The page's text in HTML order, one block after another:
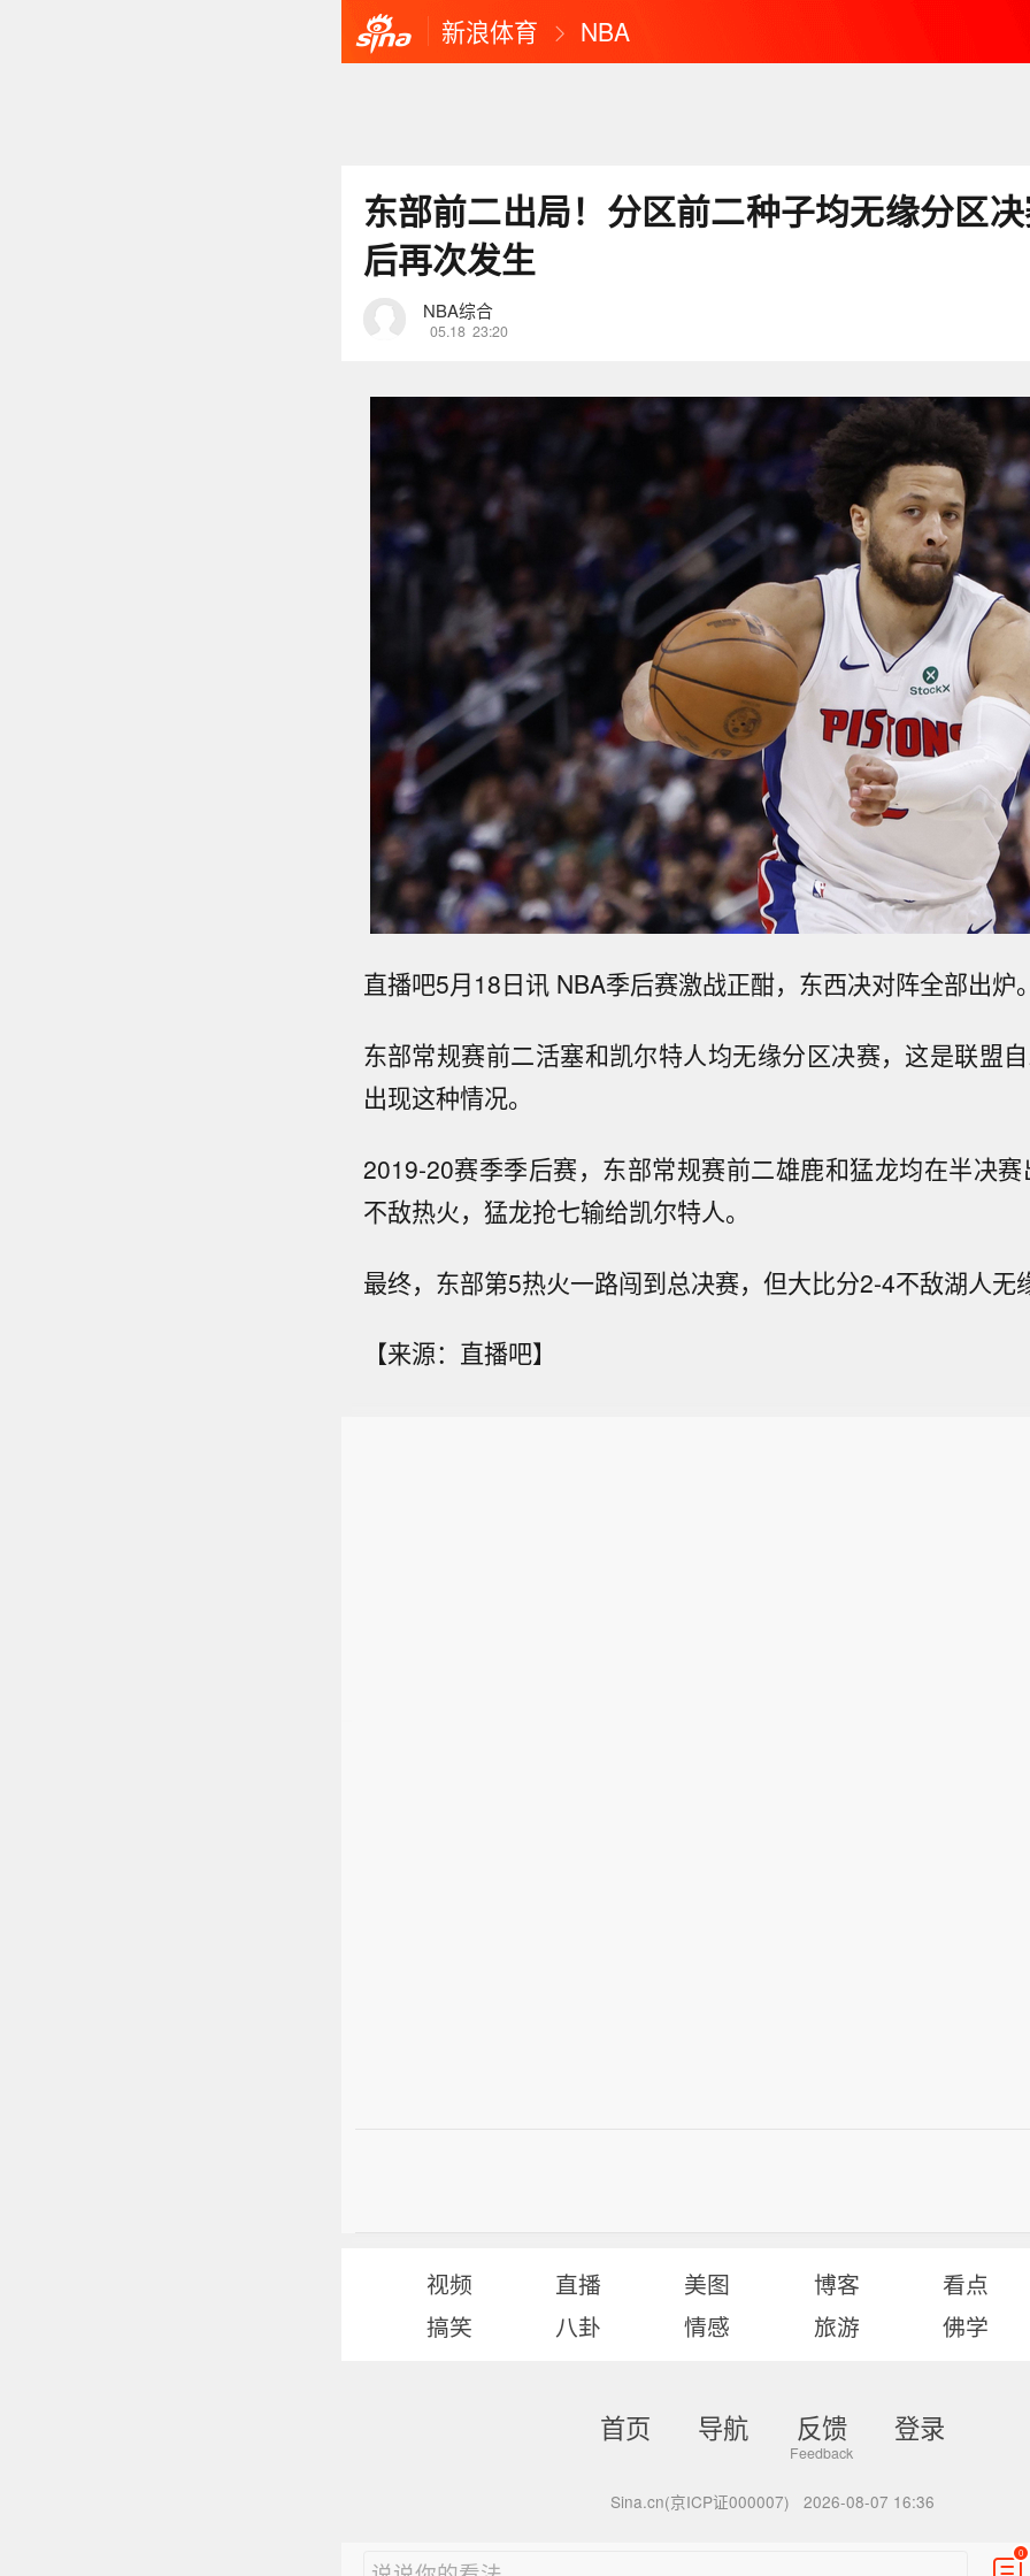
新浪体育 NBA
东部前二出局！分区前二种子均无缘分区
后再次发生
NBA综合
05.18 23:20
直播吧5月18日讯 NBA季后赛激战正酣，东西决对阵全部出炉
东部常规赛前二活塞和凯尔特人均无缘分区决赛，这是联盟
出现这种情况。
2019-20赛季季后赛，东部常规赛前二雄鹿和猛龙均在半决
不敌热火，猛龙抢七输给凯尔特人。
最终，东部第5热火一路闯到总决赛，但大比分2-4不敌湖人无
【来源：直播吧】
视频 直播 美图 博客
看点
搞笑
八卦 情感 旅游 佛学
首页 导航 反馈 登录
Sina.cn(京ICP证000007) 2026-08-07 16:36
0